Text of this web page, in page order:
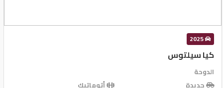
2025
كيا سيلتوس
الدوحة
جديدة
أتوماتيك